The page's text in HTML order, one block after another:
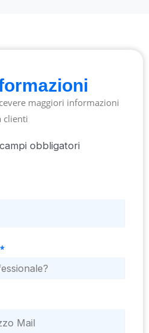
maggiori informazioni
clienti
obbligatori
*